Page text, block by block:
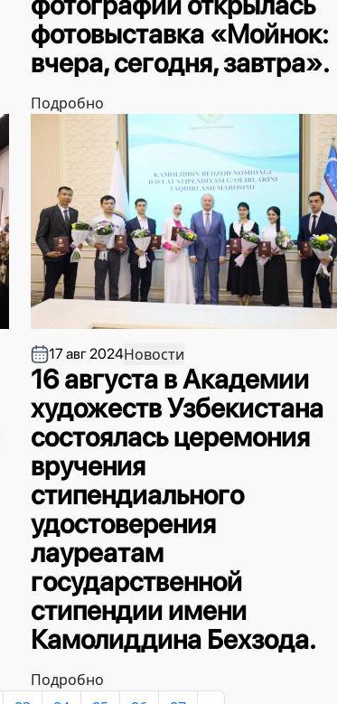
фотовыставка «Мойнок:
вчера, сегодня, завтра».
Подробно
17 авг 2024Новости
16 августа в Академии
художеств Узбекистана
состоялась церемония
вручения
стипендиального
удостоверения
лауреатам
государственной
стипендии имени
Камолиддина Бехзода.
Подробно